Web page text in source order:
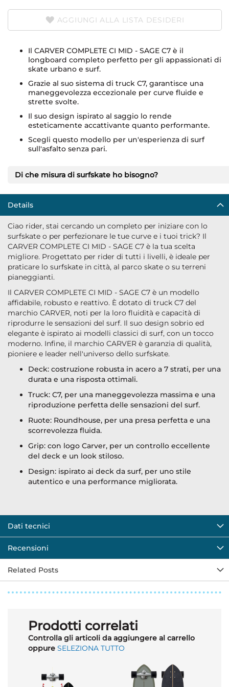
AGGIUNGI ALLA LISTA DESIDERI
Il CARVER COMPLETE CI MID - SAGE C7 è il
longboard completo perfetto per gli appassionati di
skate urbano e surf.
Grazie al suo sistema di truck C7, garantisce una
maneggevolezza eccezionale per curve fluide e
strette svolte.
Il suo design ispirato al saggio lo rende
esteticamente accattivante quanto performante.
Scegli questo modello per un'esperienza di surf
sull'asfalto senza pari.
Di che misura di surfskate ho bisogno?
Details
Ciao rider, stai cercando un completo per iniziare con lo
surfskate o per perfezionare le tue curve e i tuoi trick? Il
CARVER COMPLETE CI MID - SAGE C7 è la tua scelta
migliore. Progettato per rider di tutti i livelli, è ideale per
praticare lo surfskate in città, al parco skate o su terreni
pianeggianti.
Il CARVER COMPLETE CI MID - SAGE C7 è un modello
affidabile, robusto e reattivo. È dotato di truck C7 del
marchio CARVER, noti per la loro fluidità e capacità di
riprodurre le sensazioni del surf. Il suo design sobrio ed
elegante è ispirato ai modelli classici di surf, con un tocco
moderno. Infine, il marchio CARVER è garanzia di qualità,
pioniere e leader nell'universo dello surfskate.
Deck: costruzione robusta in acero a 7 strati, per una
durata e una risposta ottimali.
Truck: C7, per una maneggevolezza massima e una
riproduzione perfetta delle sensazioni del surf.
Ruote: Roundhouse, per una presa perfetta e una
scorrevolezza fluida.
Grip: con logo Carver, per un controllo eccellente
del deck e un look stiloso.
Design: ispirato ai deck da surf, per uno stile
autentico e una performance migliorata.
Dati tecnici
Recensioni
Related Posts
Prodotti correlati
Controlla gli articoli da aggiungere al carrello
oppure SELEZIONA TUTTO